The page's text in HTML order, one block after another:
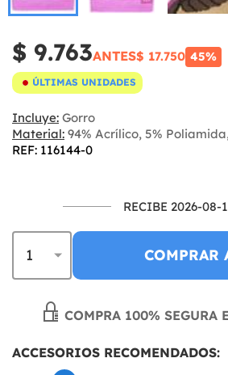
$ 9.763ANTES$ 17.750 45%
ÚLTIMAS UNIDADES
Incluye: Gorro
Material: 94% Acrílico, 5%
REF: 116144-0
RECIBE 2026-08-
COMPRAR
COMPRA 100% SEGURA
ACCESORIOS RECOMENDADOS: